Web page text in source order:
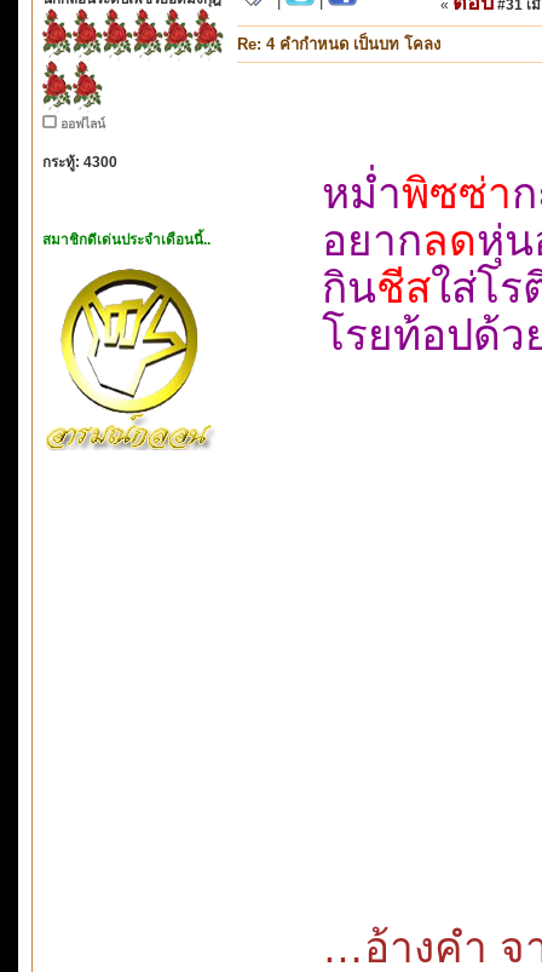
ออฟไลน์
กระทู้: 4300
สมาชิกดีเด่นประจำเดือนนี้..
« #31 เ
Re: 4 คำกำหนด เป็นบท โคลง
หม่ำพิซซ่า
อยากลดหุ่
กินชีสใส่โ
โรยท้อปด้
…อ้างคำ จ